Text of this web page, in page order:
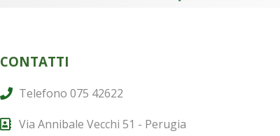
CONTATTI
Telefono 075 42622
Via Annibale Vecchi 51 - Perugia